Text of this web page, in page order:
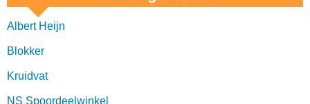
Albert Heijn
Blokker
Kruidvat
NS Spoordeelwinkel